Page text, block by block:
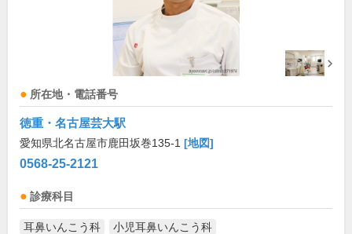
所在地・電話番号
徳重・名古屋芸大駅
愛知県北名古屋市鹿田坂巻135-1 [地図]
0568-25-2121
診療科目
耳鼻いんこう科 小児耳鼻いんこう科